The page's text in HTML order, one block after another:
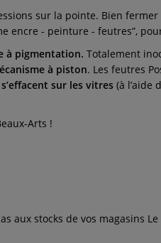
sur la pointe. Bien fermer
encre - peinture - feutres”,
à pigmentation. Totalement
à piston. Les feutres
s’effacent sur les vitres (à l’aide
Arts !
aux stocks de vos magasins Le